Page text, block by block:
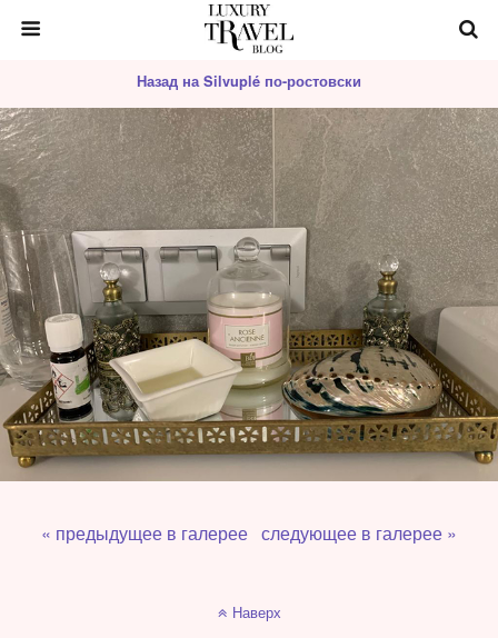
Назад на Silvuplé по-ростовски
« предыдущее в галерее следующее в галерее »
Наверх